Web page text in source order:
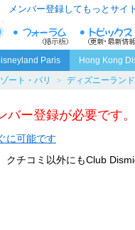
メンバー登録してもっとサイ
Paris
Hong Kong
ート・パリ ＞ ディズニーラン
バー登録が必要です。
に可能です
クチコミ以外にもClub